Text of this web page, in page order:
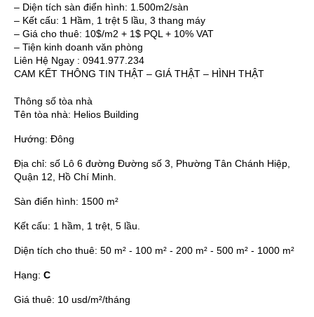
– Diện tích sàn điển hình: 1.500m2/sàn
– Kết cấu: 1 Hầm, 1 trệt 5 lầu, 3 thang máy
– Giá cho thuê: 10$/m2 + 1$ PQL + 10% VAT
– Tiện kinh doanh văn phòng
Liên Hệ Ngay : 0941.977.234
CAM KẾT THÔNG TIN THẬT – GIÁ THẬT – HÌNH THẬT
Thông số tòa nhà
Tên tòa nhà: Helios Building
Hướng: Đông
Địa chỉ: số Lô 6 đường Đường số 3, Phường Tân Chánh Hiệp,
Quận 12, Hồ Chí Minh.
Sàn điển hình: 1500 m²
Kết cấu: 1 hầm, 1 trệt, 5 lầu.
Diện tích cho thuê: 50 m² - 100 m² - 200 m² - 500 m² - 1000 m²
Hạng: C
Giá thuê: 10 usd/m²/tháng